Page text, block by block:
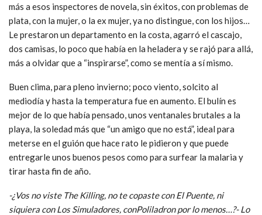
más a esos inspectores de novela, sin éxitos, con problemas de
plata, con la mujer, o la ex mujer, ya no distingue, con los hijos…
Le prestaron un departamento en la costa, agarró el cascajo,
dos camisas, lo poco que había en la heladera y se rajó para allá,
más a olvidar que a “inspirarse”, como se mentía a sí mismo.
Buen clima, para pleno invierno; poco viento, solcito al
mediodía y hasta la temperatura fue en aumento. El bulín es
mejor de lo que había pensado, unos ventanales brutales a la
playa, la soledad más que “un amigo que no está”, ideal para
meterse en el guión que hace rato le pidieron y que puede
entregarle unos buenos pesos como para surfear la malaria y
tirar hasta fin de año.
-¿Vos no viste The Killing, no te copaste con El Puente, ni
siquiera con Los Simuladores, conPoliladron por lo menos…?- Lo